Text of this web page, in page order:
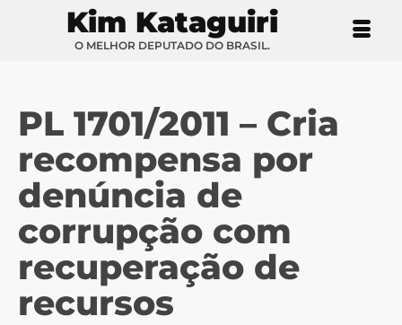
Kim Kataguiri
O MELHOR DEPUTADO DO BRASIL.
PL 1701/2011 – Cria
recompensa por
denúncia de
corrupção com
recuperação de
recursos